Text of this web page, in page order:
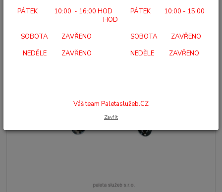
PÁTEK 10:00 - 16:00 HOD PÁTEK 10:00 - 15:00
HOD
SOBOTA ZAVŘENO SOBOTA ZAVŘENO
NEDĚLE ZAVŘENO NEDĚLE ZAVŘENO
Váš team Paletaslužeb.CZ
Zavřít